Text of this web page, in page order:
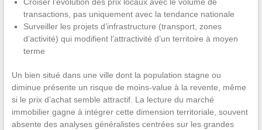
Croiser l’évolution des prix locaux avec le volume de
transactions, pas uniquement avec la tendance nationale
Surveiller les projets d’infrastructure (transport, zones
d’activité) qui modifient l’attractivité d’un territoire à moyen
terme
Un bien situé dans une ville dont la population stagne ou
diminue présente un risque de moins-value à la revente, même
si le prix d’achat semble attractif. La lecture du marché
immobilier gagne à intégrer cette dimension territoriale, souvent
absente des analyses généralistes centrées sur les grandes